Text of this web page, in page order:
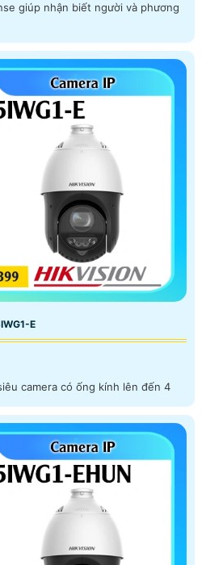
giúp nhận biết người và phương
E
camera có ống kính lên đến 4